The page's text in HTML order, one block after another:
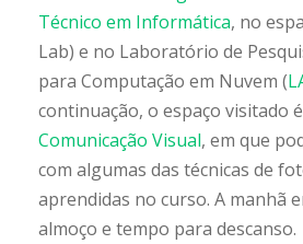
Técnico em Informática, no
Lab) e no Laboratório de
para Computação em Nuvem (
continuação, o espaço visitado
Comunicação Visual, em que
com algumas das técnicas de
aprendidas no curso. A manhã
almoço e tempo para descanso.